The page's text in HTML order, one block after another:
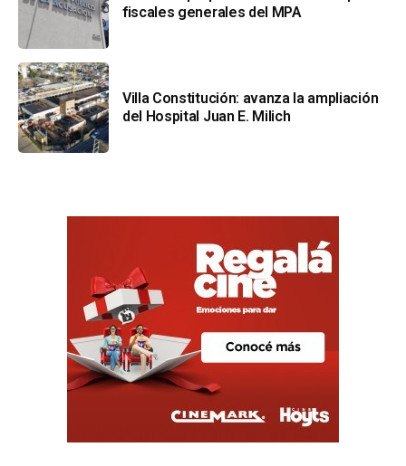
fiscales generales del MPA
Villa Constitución: avanza la ampliación
del Hospital Juan E. Milich